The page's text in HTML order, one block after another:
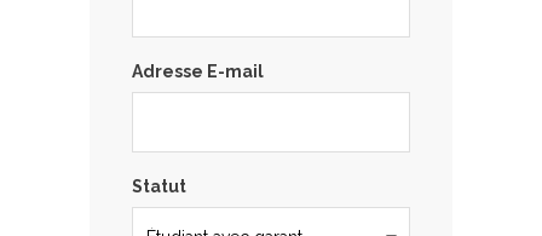
Adresse E-mail
Statut